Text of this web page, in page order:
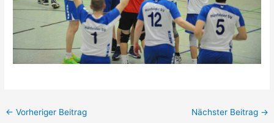
← Vorheriger Beitrag Nächster Beitrag →